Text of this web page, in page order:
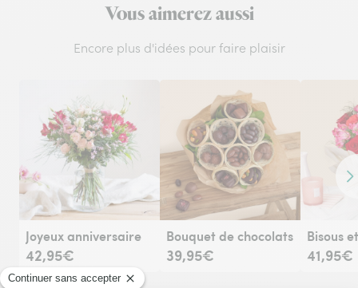
Vous aimerez aussi
Encore plus d'idées pour faire plaisir
Joyeux anniversaire
42,95€
Bouquet de chocolats
39,95€ 41,95€